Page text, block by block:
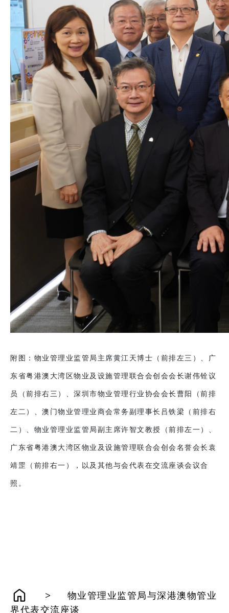
附图：物业管理业监管局主席黄江天博士（前排左三）、广
东省粤港澳大湾区物业及设施管理联合会创会会长谢伟铨议
员（前排右三）、深圳市物业管理行业协会会长曹阳（前排
左二）、澳门物业管理业商会常务副理事长吕铁梁（前排右
二）、物业管理业监管局副主席许智文教授（前排左一）、
广东省粤港澳大湾区物业及设施管理联合会创会名誉会长袁
靖罡（前排右一），以及其他与会代表在交流座谈会议合
照。
>
物业管理业监管局与深港澳物管业
界代表交流座谈